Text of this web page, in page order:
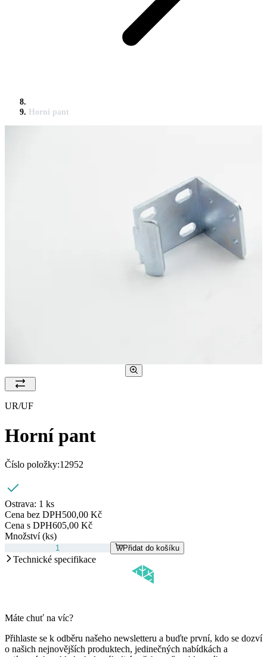
Horní pant
UR/UF
Horní pant
Číslo položky:12952
Ostrava: 1 ks
Cena bez DPH500,00 Kč
Cena s DPH605,00 Kč
Množství (ks)
Přidat do košíku
Technické specifikace
Máte chuť na víc?
Přihlaste se k odběru našeho newsletteru a buďte první, kdo se dozví
o našich nejnovějších produktech, jedinečných nabídkách a